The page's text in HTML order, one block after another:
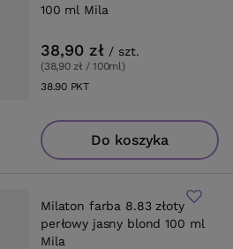
100 ml Mila
38,90 zł / szt.
(38,90 zł / 100ml)
38.90PKTpunktów
Do koszyka
Milaton farba 8.83 złoty
perłowy jasny blond 100 ml
Mila